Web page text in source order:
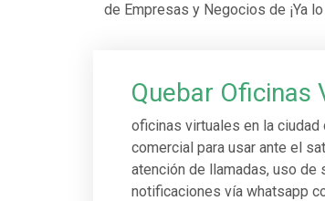
de Empresas y Negocios de ¡Ya
Quebar Oficinas
oficinas virtuales en la
comercial para usar ante el
atención de llamadas, uso de
notificaciones vía whatsapp